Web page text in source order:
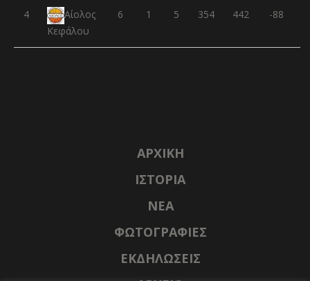
4
Αίολος
Κεφάλου
6 1 5 354 442 -88
ΑΡΧΙΚΉ
ΙΣΤΟΡΊΑ
NΈΑ
ΦΩΤΟΓΡΑΦΊΕΣ
ΕΚΔΗΛΏΣΕΙΣ